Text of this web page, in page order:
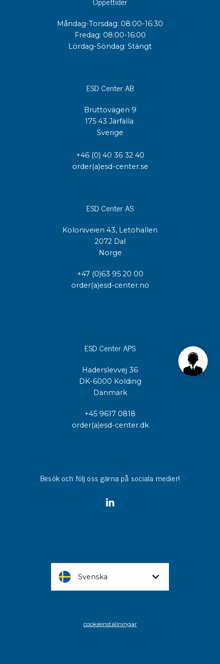
Måndag-Torsdag: 08:00-16:30
Fredag: 08:00-16:00
Lördag-Söndag: Stängt
ESD Center AB
Bruttovägen 9
175 43 Järfälla
Sverige
+46 (0) 40 36 32 40
order(a)esd-center.se
ESD Center AS
Koloniveien 43, Letohallen
2072 Dal
Norge
+47 (0)63 95 20 00
order(a)esd-center.no
ESD Center APS
Haderslevvej 36
DK-6000 Kolding
Danmark
+45 9617 0818
order(a)esd-center.dk
Besök och följ oss gärna på sociala medier!
Svenska
cookieinställningar